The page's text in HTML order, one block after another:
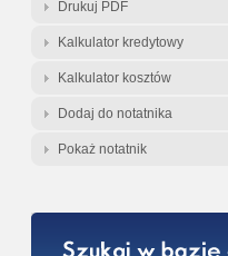
Drukuj PDF
Kalkulator kredytowy
Kalkulator kosztów
Dodaj do notatnika
Pokaż notatnik